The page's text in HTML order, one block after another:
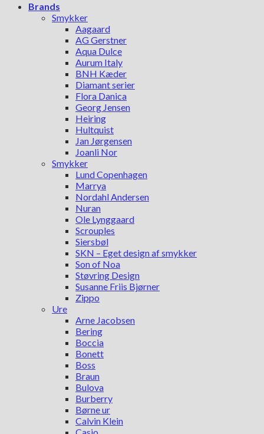
Brands
Smykker
Aagaard
AG Gerstner
Aqua Dulce
Aurum Italy
BNH Kæder
Diamant serier
Flora Danica
Georg Jensen
Heiring
Hultquist
Jan Jørgensen
Joanli Nor
Smykker
Lund Copenhagen
Marrya
Nordahl Andersen
Nuran
Ole Lynggaard
Scrouples
Siersbøl
SKN – Eget design af smykker
Son of Noa
Støvring Design
Susanne Friis Bjørner
Zippo
Ure
Arne Jacobsen
Bering
Boccia
Bonett
Boss
Braun
Bulova
Burberry
Børne ur
Calvin Klein